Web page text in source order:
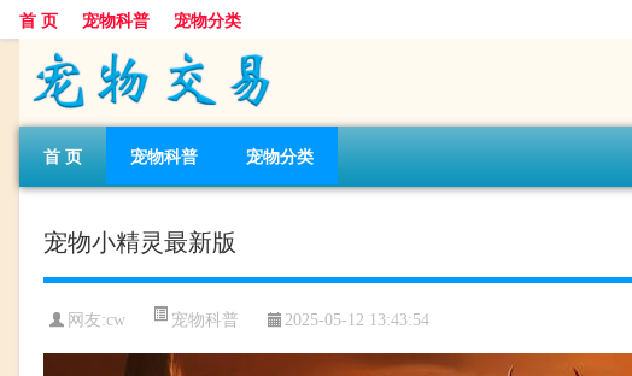
首 页 宠物科普 宠物分类
首 页 宠物科普 宠物分类
宠物小精灵最新版
网友:cw 宠物科普 2025-05-12 13:43:54